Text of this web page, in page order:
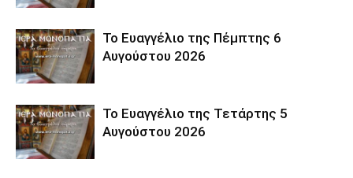
Το Ευαγγέλιο της Πέμπτης 6
Αυγούστου 2026
Το Ευαγγέλιο της Τετάρτης 5
Αυγούστου 2026